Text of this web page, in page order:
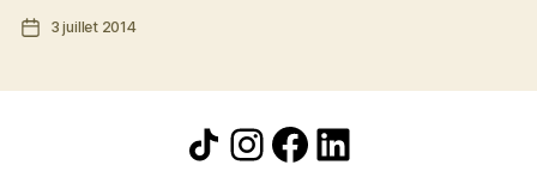
BIO
LES
Date3 juillet 2014
Icône de partage
Instagram
Facebook
LinkedIn